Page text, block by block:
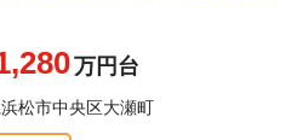
万円台
松市中央区大瀬町